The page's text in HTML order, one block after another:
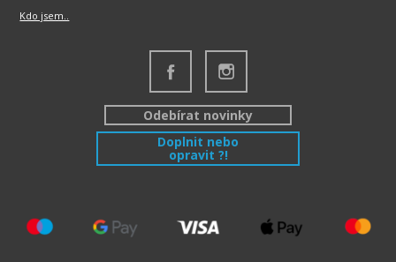
Kdo jsem..
Odebírat novinky
Doplnit nebo
opravit ?!